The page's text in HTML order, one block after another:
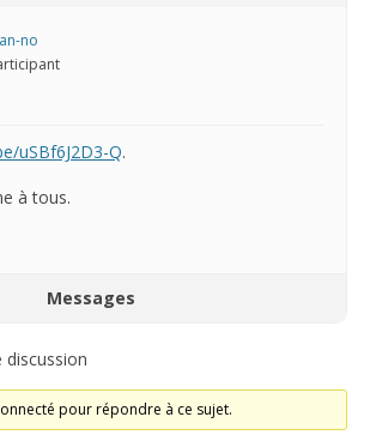
no
uSBf6J2D3-Q.
à tous.
Messages
discussion
pour répondre à ce sujet.